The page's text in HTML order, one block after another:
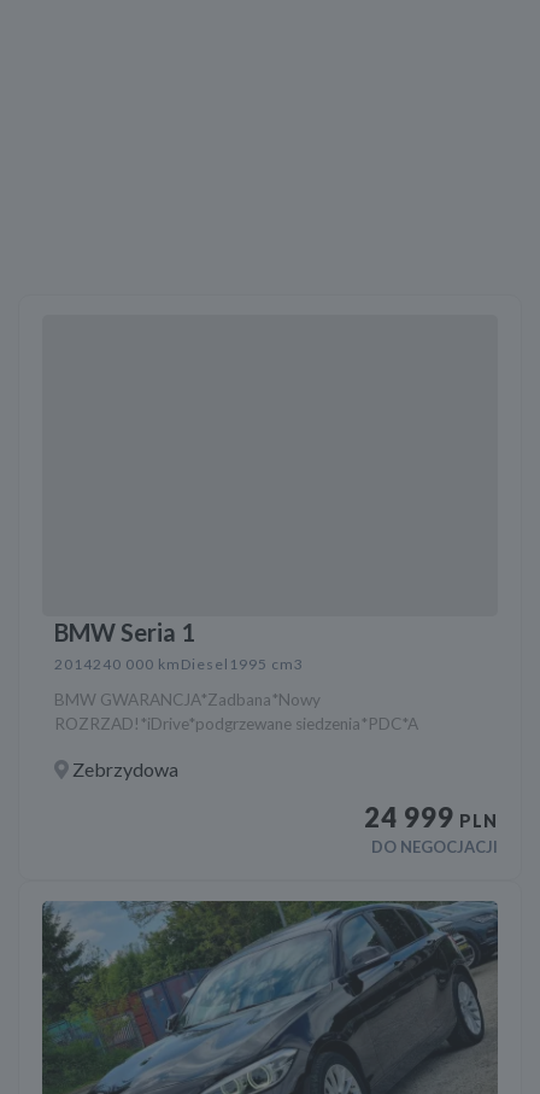
BMW Seria 1
2014240 000 km Diesel 1995 cm3
BMW GWARANCJA*Zadbana*Nowy
ROZRZAD!*iDrive*podgrzewane siedzenia*PDC*A
Zebrzydowa
24 999 PLN
DO NEGOCJACJI